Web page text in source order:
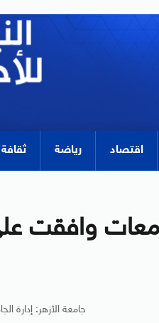
اقتصاد رياضة ثقافة